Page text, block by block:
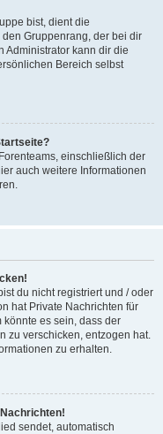
bist, dient die
Gruppenrang, der bei dir
Administrator kann dir die
Bereich selbst
einschließlich der
auch weitere Informationen
du nicht registriert und / oder
hat Private Nachrichten für
könnte es sein, dass der
zu verschicken, entzogen hat.
zu erhalten.
sendet, automatisch